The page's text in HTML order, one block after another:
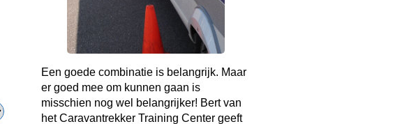
Een goede combinatie is belangrijk. Maar
er goed mee om kunnen gaan is
misschien nog wel belangrijker! Bert van
het Caravantrekker Training Center geeft